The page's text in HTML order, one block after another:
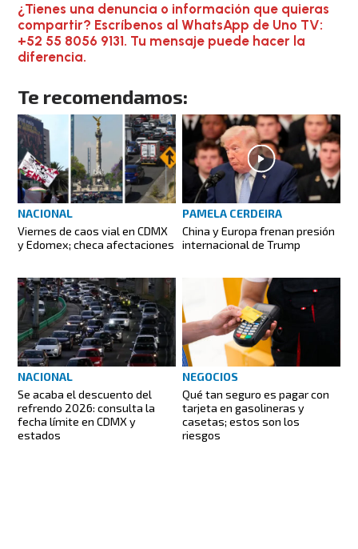
¿Tienes una denuncia o información que quieras
compartir? Escríbenos al WhatsApp de Uno TV:
+52 55 8056 9131. Tu mensaje puede hacer la
diferencia.
Te recomendamos:
NACIONAL
Viernes de caos vial en CDMX
y Edomex; checa afectaciones
PAMELA CERDEIRA
China y Europa frenan presión
internacional de Trump
NACIONAL
Se acaba el descuento del
refrendo 2026: consulta la
fecha límite en CDMX y
estados
NEGOCIOS
Qué tan seguro es pagar con
tarjeta en gasolineras y
casetas; estos son los
riesgos